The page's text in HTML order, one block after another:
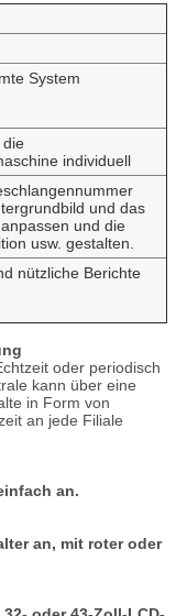
System
die
individuell
und das
und die
usw. gestalten.
nützliche Berichte
oder periodisch
kann über eine
in Form von
an jede Filiale
an.
an, mit roter oder